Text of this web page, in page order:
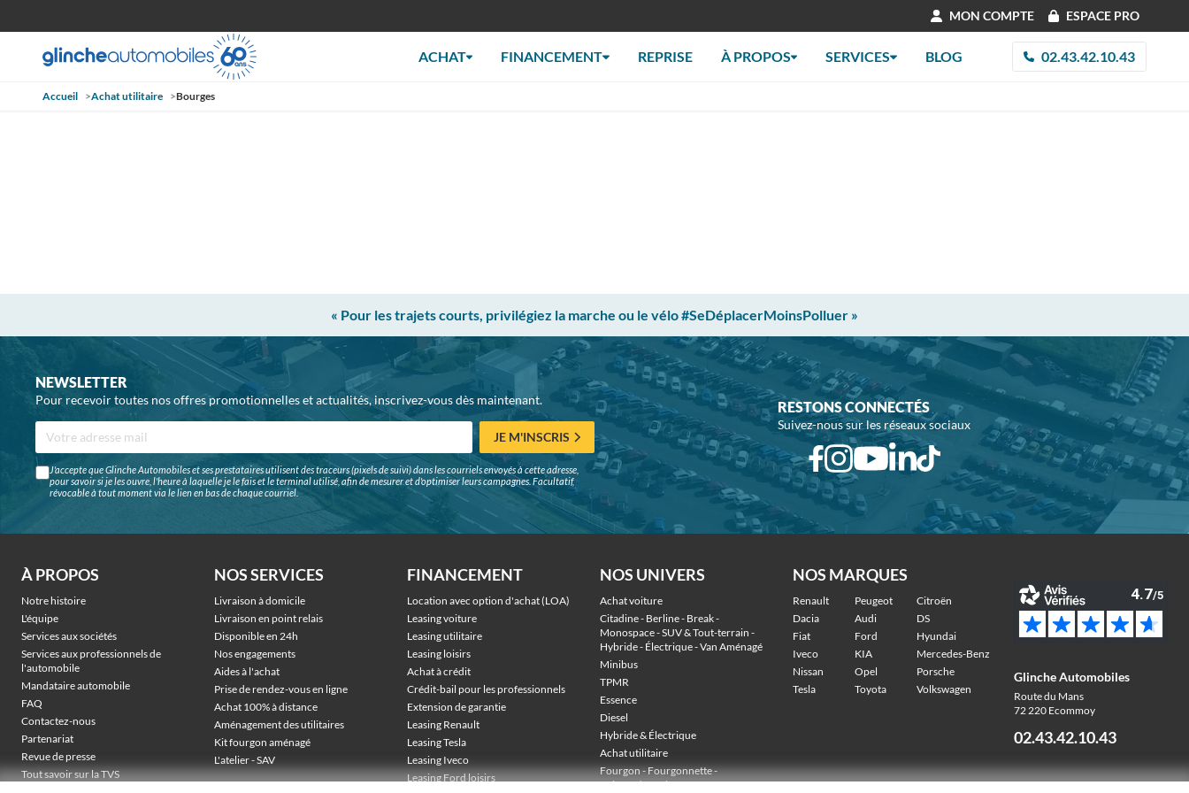
MON COMPTE ESPACE PRO
ACHAT FINANCEMENT REPRISE À PROPOS SERVICES BLOG 02.43.42.10.43
Accueil >Achat utilitaire >Bourges
« Pour les trajets courts, privilégiez la marche ou le vélo #SeDéplacerMoinsPolluer »
NEWSLETTER
Pour recevoir toutes nos offres promotionnelles et actualités, inscrivez-vous dès maintenant.
JE M'INSCRIS
J'accepte que Glinche Automobiles et ses prestataires utilisent des traceurs (pixels de suivi) dans les courriels envoyés à cette adresse,
pour savoir si je les ouvre, l'heure à laquelle je le fais et le terminal utilisé, afin de mesurer et d'optimiser leurs campagnes. Facultatif,
révocable à tout moment via le lien en bas de chaque courriel.
RESTONS CONNECTÉS
Suivez-nous sur les réseaux sociaux
À PROPOS
Notre histoire
L'équipe
Services aux sociétés
Services aux professionnels de
l'automobile
Mandataire automobile
FAQ
Contactez-nous
Partenariat
Revue de presse
Tout savoir sur la TVS
NOS SERVICES
Livraison à domicile
Livraison en point relais
Disponible en 24h
Nos engagements
Aides à l'achat
Prise de rendez-vous en ligne
Achat 100% à distance
Aménagement des utilitaires
Kit fourgon aménagé
L'atelier - SAV
FINANCEMENT
Location avec option d'achat (LOA)
Leasing voiture
Leasing utilitaire
Leasing loisirs
Achat à crédit
Crédit-bail pour les professionnels
Extension de garantie
Leasing Renault
Leasing Tesla
Leasing Iveco
Leasing Ford loisirs
NOS UNIVERS
Achat voiture
Citadine - Berline - Break -
Monospace - SUV & Tout-terrain -
Hybride - Électrique - Van Aménagé
Minibus
TPMR
Essence
Diesel
Hybride & Électrique
Achat utilitaire
Fourgon - Fourgonnette -
Voiture de société -
NOS MARQUES
Renault Peugeot
Citroën
Dacia
Audi
DS
Fiat
Ford
Hyundai
Iveco
KIA
Mercedes-Benz
Nissan
Opel
Porsche
Tesla
Toyota Volkswagen
Glinche Automobiles
Route du Mans
72 220 Ecommoy
02.43.42.10.43